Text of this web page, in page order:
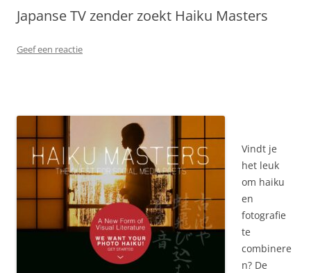
Japanse TV zender zoekt Haiku Masters
Geef een reactie
Vindt je
het leuk
om haiku
en
fotografie
te
combinere
n? De